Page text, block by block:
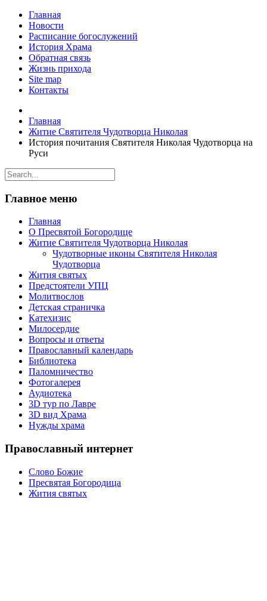
Главная
Новости
Расписание богослужений
История Храма
Обратная связь
Жизнь прихода
Site map
Контакты
Главная
Житие Святителя Чудотворца Николая
История почитания Святителя Николая Чудотворца на
Руси
Главное меню
Главная
О Пресвятой Богородице
Житие Святителя Чудотворца Николая
Чудотворные иконы Святителя Николая
Чудотворца
Жития святых
Предстоятели УПЦ
Молитвослов
Детская страничка
Катехизис
Милосердие
Вопросы и ответы
Православный календарь
Библиотека
Паломничество
Фотогалерея
Аудиотека
3D тур по Лавре
3D вид Храма
Нужды храма
Православный интернет
Слово Божие
Пресвятая Богородица
Жития святых